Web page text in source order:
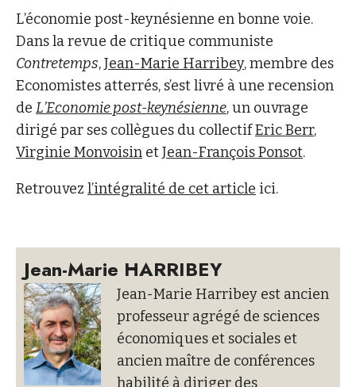
L’économie post-keynésienne en bonne voie.
Dans la revue de critique communiste
Contretemps,Jean-Marie Harribey, membre des
Economistes atterrés, s’est livré à une recension
de L’Economie post-keynésienne, un ouvrage
dirigé par ses collègues du collectifEric Berr,
Virginie Monvoisin etJean-François Ponsot.
Retrouvez l’intégralité de cet article ici.
Jean-Marie HARRIBEY
Jean-Marie Harribey est ancien
professeur agrégé de sciences
économiques et sociales et
ancien maître de conférences
habilité à diriger des